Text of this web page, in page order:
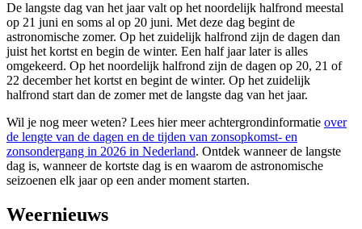
De langste dag van het jaar valt op het noordelijk halfrond meestal
op 21 juni en soms al op 20 juni. Met deze dag begint de
astronomische zomer. Op het zuidelijk halfrond zijn de dagen dan
juist het kortst en begin de winter. Een half jaar later is alles
omgekeerd. Op het noordelijk halfrond zijn de dagen op 20, 21 of
22 december het kortst en begint de winter. Op het zuidelijk
halfrond start dan de zomer met de langste dag van het jaar.
Wil je nog meer weten? Lees hier meer achtergrondinformatie over
de lengte van de dagen en de tijden van zonsopkomst- en
zonsondergang in 2026 in Nederland. Ontdek wanneer de langste
dag is, wanneer de kortste dag is en waarom de astronomische
seizoenen elk jaar op een ander moment starten.
Weernieuws